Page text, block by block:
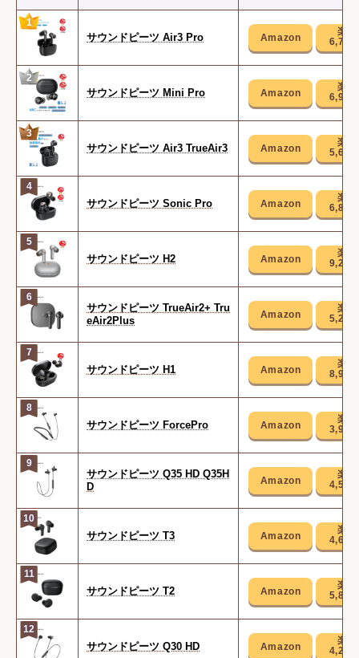
1
サウンドピーツ Air3 Pro 6,780
2
サウンドピーツ Mini Pro 6,980
3
サウンドピーツ Air3 TrueAir3 5,680
4
サウンドピーツ Sonic Pro 6,880
5
サウンドピーツ H2 9,290
6
サウンドピーツ TrueAir2+ Tru
eAir2Plus
5,280
7
サウンドピーツ H1 8,980
8
サウンドピーツ ForcePro 3,980
9
サウンドピーツ Q35 HD Q35H
D
4,580
10
サウンドピーツ T3 4,680
11
サウンドピーツ T2 5,880
12
サウンドピーツ Q30 HD 4,280